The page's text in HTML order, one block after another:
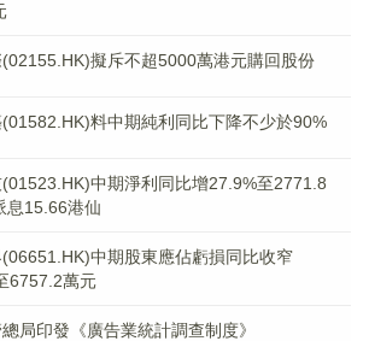
擬斥不超5000萬港元購回股份
料中期純利同比下降不少於90%
中期淨利同比增27.9%至2771.8
息15.66港仙
中期股東應佔虧損同比收窄
6757.2萬元
局印發《廣告業統計調查制度》